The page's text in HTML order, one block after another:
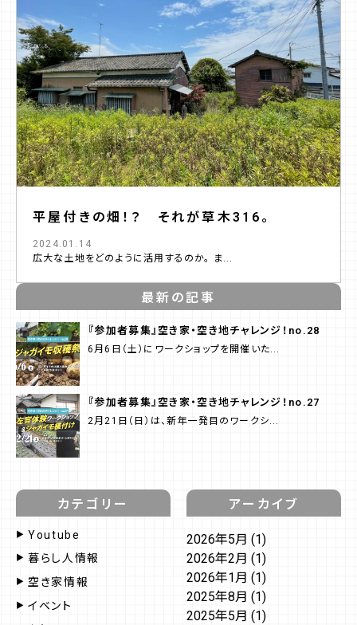
平屋付きの畑！？ それが草木316。
2024.01.14
広大な土地をどのように活用するのか。 ま...
最新の記事
『参加者募集』空き家・空き地チャレンジ！no.28
6月6日（土）にワークショップを開催いた...
『参加者募集』空き家・空き地チャレンジ！no.27
2月21日（日）は、新年一発目のワークシ...
カテゴリー
Youtube
暮らし人情報
空き家情報
イベント
アーカイブ
2026年5月 (1)
2026年2月 (1)
2026年1月 (1)
2025年8月 (1)
2025年5月 (1)